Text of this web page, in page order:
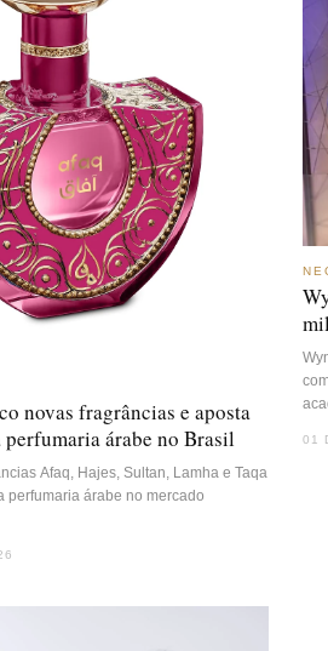
novas fragrâncias e aposta
árabe no Brasil
Afaq, Hajes, Sultan, Lamha e Taqa
perfumaria árabe no mercado
01